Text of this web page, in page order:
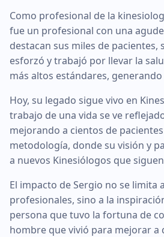
Como profesional de la
fue un profesional con una
destacan sus miles de pacientes,
esforzó y trabajó por llevar la
más altos estándares,
Hoy, su legado sigue vivo en
trabajo de una vida se ve
mejorando a cientos de
metodología, donde su visión y
a nuevos Kinesiólogos que
El impacto de Sergio no se limita
profesionales, sino a la
persona que tuvo la fortuna de
hombre que vivió para mejorar a